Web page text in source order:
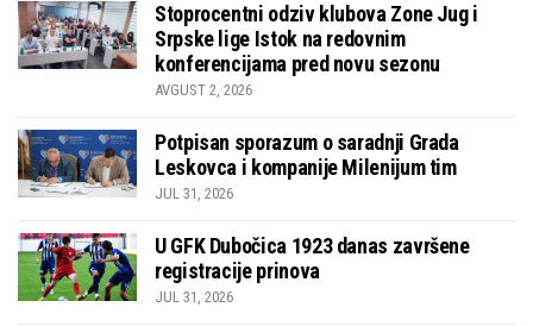
Stoprocentni odziv klubova Zone Jug i
Srpske lige Istok na redovnim
konferencijama pred novu sezonu
AVGUST 2, 2026
Potpisan sporazum o saradnji Grada
Leskovca i kompanije Milenijum tim
JUL 31, 2026
U GFK Dubočica 1923 danas završene
registracije prinova
JUL 31, 2026